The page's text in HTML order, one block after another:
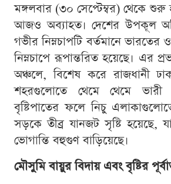
মঙ্গলবার (৩০ সেপ্টেম্বর) থেকে শুরু
আজও অব্যাহত। দেশের উপকূল
গভীর নিম্নচাপটি বর্তমানে
নিম্নচাপে রূপান্তরিত হয়েছে। এর
অঞ্চলে, বিশেষ করে রাজধানী
শহরগুলোতে থেমে থেমে ভারী
বৃষ্টিপাতের ফলে নিচু
সড়কে তীব্র যানজট সৃষ্টি হয়েছে,
ভোগান্তি বহুগুণ বাড়িয়েছে।
মৌসুমি বায়ুর বিদায় এবং বৃষ্টির